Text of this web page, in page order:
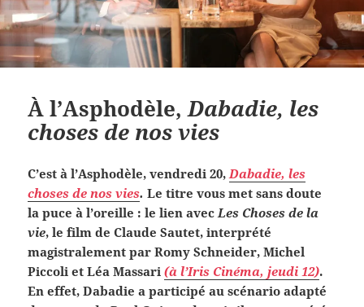
À l’Asphodèle, Dabadie, les
choses de nos vies
C’est à l’Asphodèle, vendredi 20,Dabadie, les
choses de nos vies. Le titre vous met sans doute
la puce à l’oreille : le lien avecLes Choses de la
vie, le film de Claude Sautet, interprété
magistralement par Romy Schneider, Michel
Piccoli et Léa Massari(à l’Iris Cinéma, jeudi 12).
En effet, Dabadie a participé au scénario adapté